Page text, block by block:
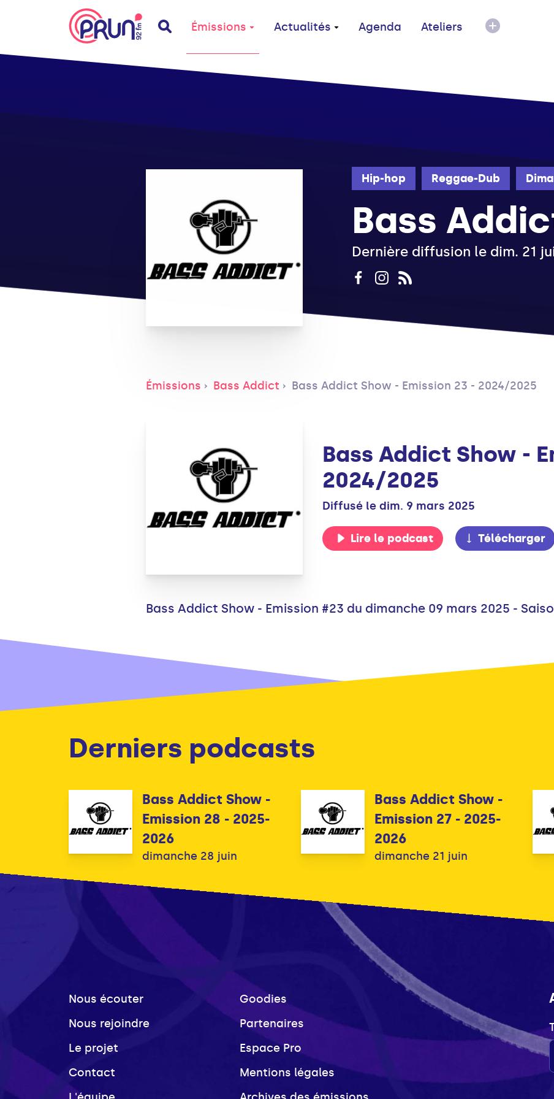
Émissions Actualités Agenda Ateliers
Hip-hop Reggae-Dub
Bass
Dernière diffusion le dim. 21
Émissions Bass Addict Bass Addict Show - Emission 23 - 2024/2025
Bass Addict Show -
2024/2025
Diffusé le dim. 9 mars 2025
Lire le podcast Télécharger
Bass Addict Show - Emission #23 du dimanche 09 mars 2025 -
Derniers podcasts
Bass Addict Show -
Emission 28 - 2025-
2026
dimanche 28 juin
Bass Addict Show -
Emission 27 - 2025-
2026
dimanche 21 juin
Nous écouter
Nous rejoindre
Le projet
Contact
Goodies
Partenaires
Espace Pro
Mentions légales